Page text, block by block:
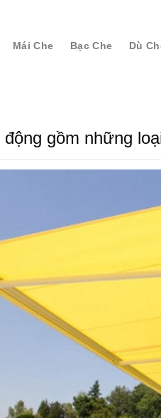
Mái Che Bạc Che Dù
động gồm những